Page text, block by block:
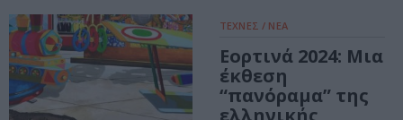
ΤΕΧΝΕΣ / ΝΕΑ
Εορτινά 2024: Μια
έκθεση
“πανόραμα” της